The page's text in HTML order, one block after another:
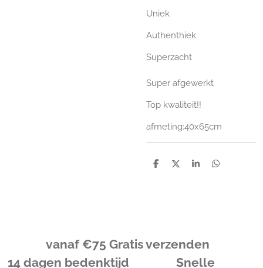
Uniek
Authenthiek
Superzacht
Super afgewerkt
Top kwaliteit!!
afmeting:40x65cm
D
D
S
D
vanaf €75 Gratis verzenden
14 dagen bedenktijd Snelle